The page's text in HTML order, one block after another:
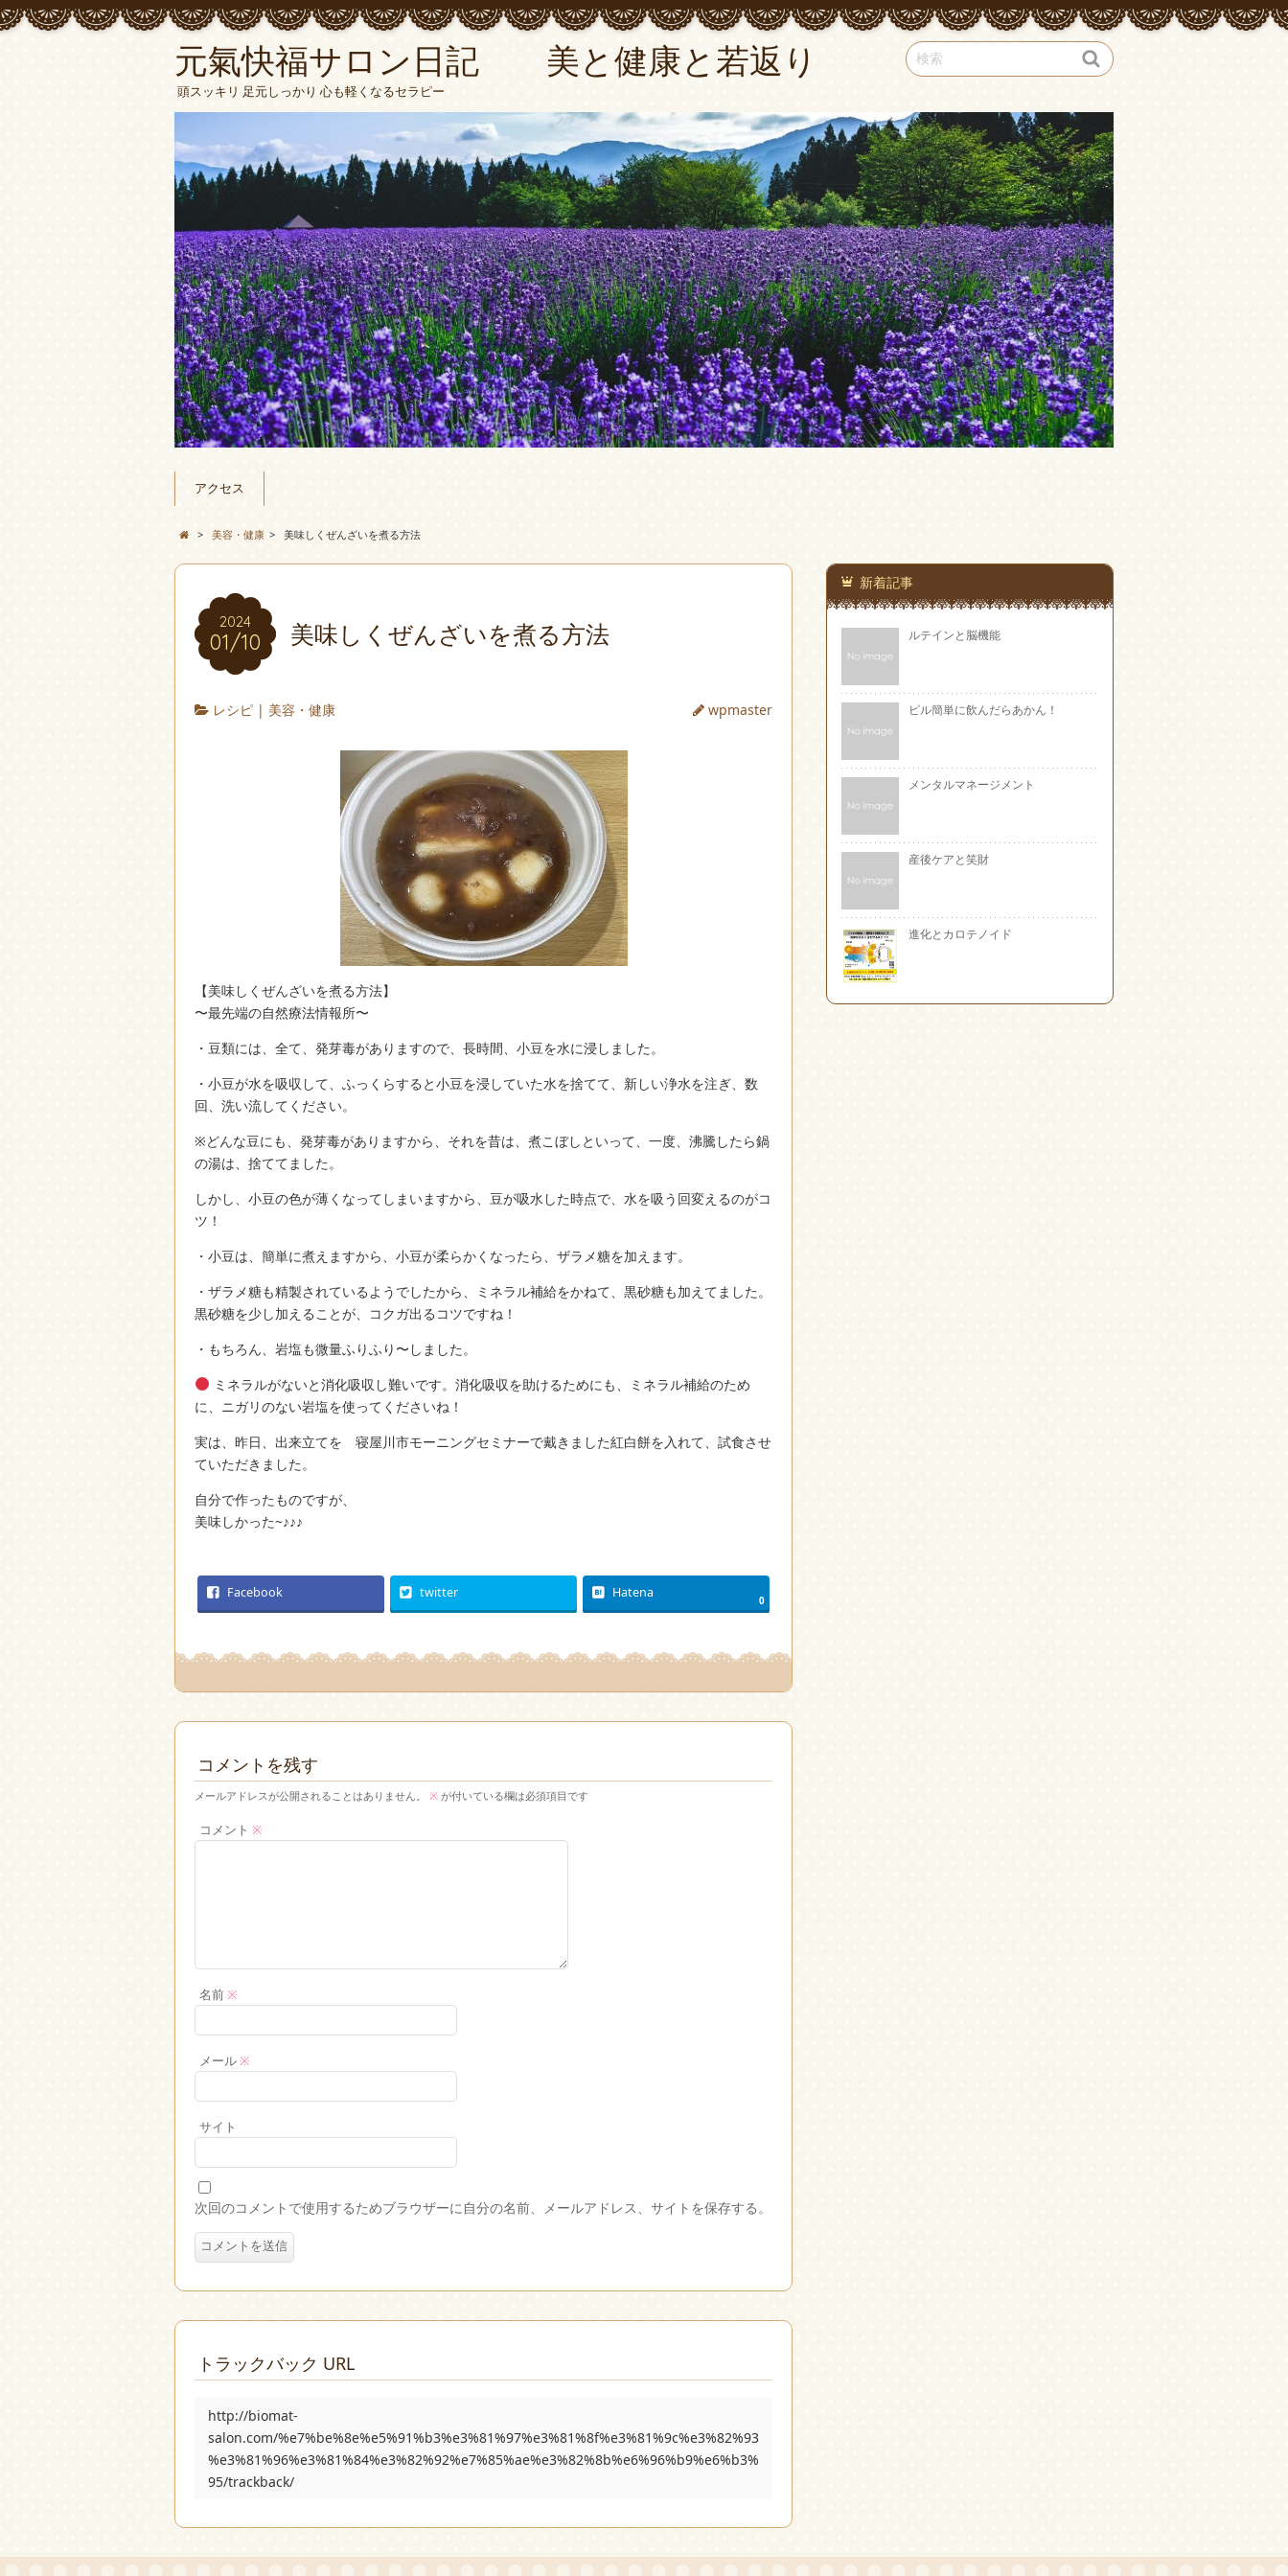
元氣快福サロン日記 美と健康と若返り
頭スッキリ 足元しっかり 心も軽くなるセラピー
アクセス
> 美容・健康 > 美味しくぜんざいを煮る方法
2024
01/10 美味しくぜんざいを煮る方法
レシピ | 美容・健康 wpmaster
【美味しくぜんざいを煮る方法】
〜最先端の自然療法情報所〜
・豆類には、全て、発芽毒がありますので、長時間、小豆を水に浸しました。
・小豆が水を吸収して、ふっくらすると小豆を浸していた水を捨てて、新しい浄水を注ぎ、数
回、洗い流してください。
※どんな豆にも、発芽毒がありますから、それを昔は、煮こぼしといって、一度、沸騰したら鍋
の湯は、捨ててました。
しかし、小豆の色が薄くなってしまいますから、豆が吸水した時点で、水を吸う回変えるのがコ
ツ！
・小豆は、簡単に煮えますから、小豆が柔らかくなったら、ザラメ糖を加えます。
・ザラメ糖も精製されているようでしたから、ミネラル補給をかねて、黒砂糖も加えてました。
黒砂糖を少し加えることが、コクガ出るコツですね！
・もちろん、岩塩も微量ふりふり〜しました。
ミネラルがないと消化吸収し難いです。消化吸収を助けるためにも、ミネラル補給のため
に、ニガリのない岩塩を使ってくださいね！
実は、昨日、出来立てを 寝屋川市モーニングセミナーで戴きました紅白餅を入れて、試食させ
ていただきました。
自分で作ったものですが、
美味しかった~♪♪♪
Facebook twitter Hatena
0
コメントを残す
メールアドレスが公開されることはありません。 ※ が付いている欄は必須項目です
コメント ※
名前※
メール※
サイト
次回のコメントで使用するためブラウザーに自分の名前、メールアドレス、サイトを保存する。
トラックバック URL
http://biomat-
salon.com/%e7%be%8e%e5%91%b3%e3%81%97%e3%81%8f%e3%81%9c%e3%82%93
%e3%81%96%e3%81%84%e3%82%92%e7%85%ae%e3%82%8b%e6%96%b9%e6%b3%
95/trackback/
新着記事
ルテインと脳機能
ピル簡単に飲んだらあかん！
メンタルマネージメント
産後ケアと笑財
進化とカロテノイド